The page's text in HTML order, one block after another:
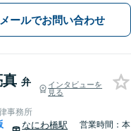
メールでお問い合わせ
弁
インタビューを
見る
事務所
なにわ橋駅
営業時間：本